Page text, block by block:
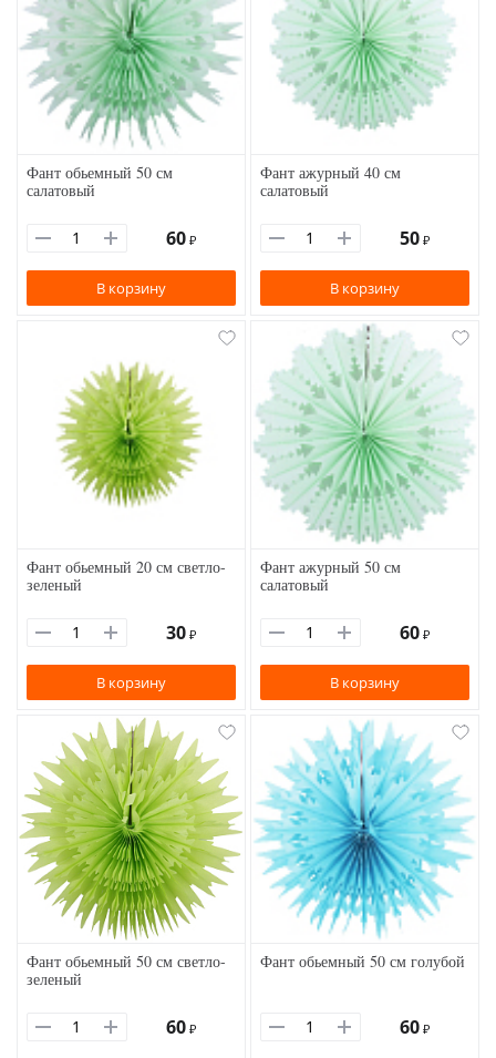
Фант обьемный 50 см
салатовый
60 ₽
В корзину
Фант ажурный 40 см
салатовый
50 ₽
В корзину
Фант обьемный 20 см светло-
зеленый
30 ₽
В корзину
Фант ажурный 50 см
салатовый
60 ₽
В корзину
Фант обьемный 50 см светло-
зеленый
60 ₽
Фант обьемный 50 см голубой
60 ₽